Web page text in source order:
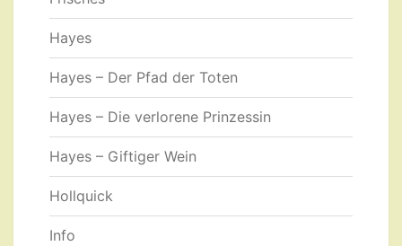
Hayes
Hayes – Der Pfad der Toten
Hayes – Die verlorene Prinzessin
Hayes – Giftiger Wein
Hollquick
Info